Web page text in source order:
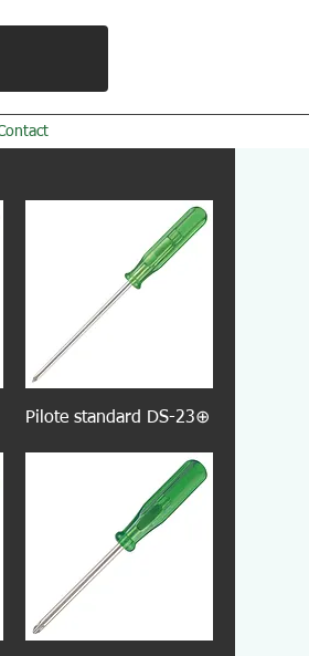
Pilote standard DS-23⊕